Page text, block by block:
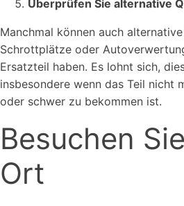
Überprüfen Sie alternative
Manchmal können auch
Schrottplätze oder
Ersatzteil haben. Es lohnt sich,
insbesondere wenn das Teil nicht
oder schwer zu bekommen ist.
Besuchen
Ort